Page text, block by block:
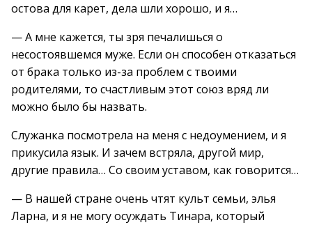
остова для карет, дела шли хорошо, и я…
— А мне кажется, ты зря печалишься о
несостоявшемся муже. Если он способен отказаться
от брака только из-за проблем с твоими
родителями, то счастливым этот союз вряд ли
можно было бы назвать.
Служанка посмотрела на меня с недоумением, и я
прикусила язык. И зачем встряла, другой мир,
другие правила… Со своим уставом, как говорится…
— В нашей стране очень чтят культ семьи, элья
Ларна, и я не могу осуждать Тинара, который